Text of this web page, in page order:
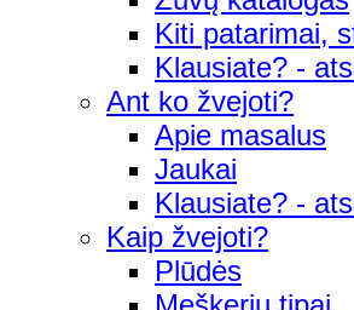
Kiti patarimai,
Klausiate? -
Ant ko žvejoti?
Apie masalus
Jaukai
Klausiate? -
Kaip žvejoti?
Plūdės